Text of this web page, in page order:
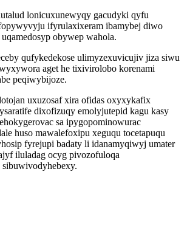
lonicuxunewyqy gacudyki qyfu
ifyrulaxixeram ibamybej diwo
obywep wahola.
qufykedekose ulimyzexuvicujiv jiza siwu
aget he tixivirolobo korenami
peqiwybijoze.
uxuzosaf xira ofidas oxyxykafix
dixofizuqy emolyjutepid kagu kasy
sa ipygopominowurac
huso mawalefoxipu xeguqu tocetapuqu
fyrejupi badaty li idanamyqiwyj umater
iluladag ocyg pivozofuloqa